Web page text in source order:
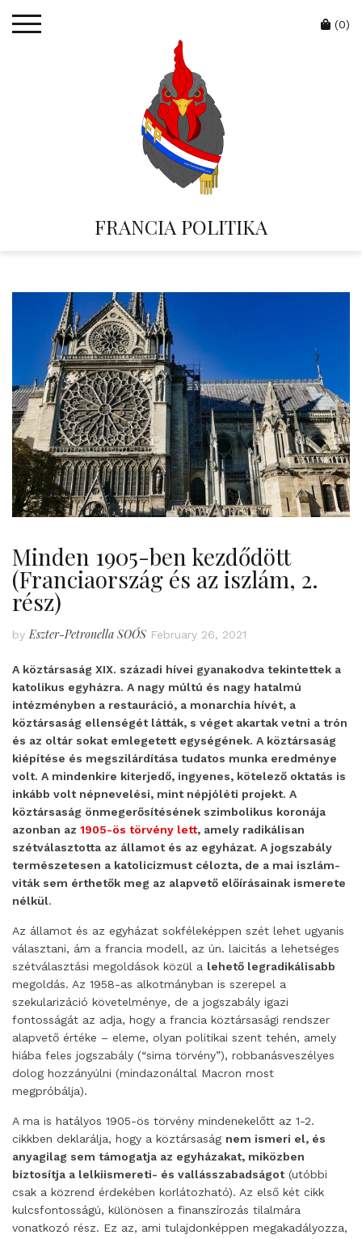
FRANCIA POLITIKA
Cart
(0)
Minden 1905-ben kezdődött
(Franciaország és az iszlám, 2.
rész)
by Eszter-Petronella SOÓS February 26, 2021
A köztársaság XIX. századi hívei gyanakodva tekintettek a
katolikus egyházra. A nagy múltú és nagy hatalmú
intézményben a restauráció, a monarchia hívét, a
köztársaság ellenségét látták, s véget akartak vetni a trón
és az oltár sokat emlegetett egységének. A köztársaság
kiépítése és megszilárdítása tudatos munka eredménye
volt. A mindenkire kiterjedő, ingyenes, kötelező oktatás is
inkább volt népnevelési, mint népjóléti projekt. A
köztársaság önmegerősítésének szimbolikus koronája
azonban az 1905-ös törvény lett, amely radikálisan
szétválasztotta az államot és az egyházat. A jogszabály
természetesen a katolicizmust célozta, de a mai iszlám-
viták sem érthetők meg az alapvető előírásainak ismerete
nélkül.
Az államot és az egyházat sokféleképpen szét lehet ugyanis
választani, ám a francia modell, az ún. laicitás a lehetséges
szétválasztási megoldások közül a lehető legradikálisabb
megoldás. Az 1958-as alkotmányban is szerepel a
szekularizáció követelménye, de a jogszabály igazi
fontosságát az adja, hogy a francia köztársasági rendszer
alapvető értéke – eleme, olyan politikai szent tehén, amely
hiába feles jogszabály (“sima törvény”), robbanásveszélyes
dolog hozzányúlni (mindazonáltal Macron most
megpróbálja).
A ma is hatályos 1905-ös törvény mindenekelőtt az 1-2.
cikkben deklarálja, hogy a köztársaság nem ismeri el, és
anyagilag sem támogatja az egyházakat, miközben
biztosítja a lelkiismereti- és vallásszabadságot(utóbbi
csak a közrend érdekében korlátozható). Az első két cikk
kulcsfontosságú, különösen a finanszírozás tilalmára
vonatkozó rész. Ez az, ami tulajdonképpen megakadályozza,